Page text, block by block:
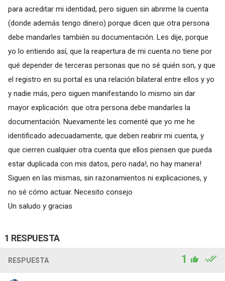
para acreditar mi identidad, pero siguen sin abrirme la cuenta
(donde además tengo dinero) porque dicen que otra persona
debe mandarles también su documentación. Les dije, porque
yo lo entiendo así, que la reapertura de mi cuenta no tiene por
qué depender de terceras personas que no sé quién son, y que
el registro en su portal es una relación bilateral entre ellos y yo
y nadie más, pero siguen manifestando lo mismo sin dar
mayor explicación: que otra persona debe mandarles la
documentación. Nuevamente les comenté que yo me he
identificado adecuadamente, que deben reabrir mi cuenta, y
que cierren cualquier otra cuenta que ellos piensen que pueda
estar duplicada con mis datos, pero nada!, no hay manera!
Siguen en las mismas, sin razonamientos ni explicaciones, y
no sé cómo actuar. Necesito consejo
Un saludo y gracias
1 RESPUESTA
RESPUESTA 1